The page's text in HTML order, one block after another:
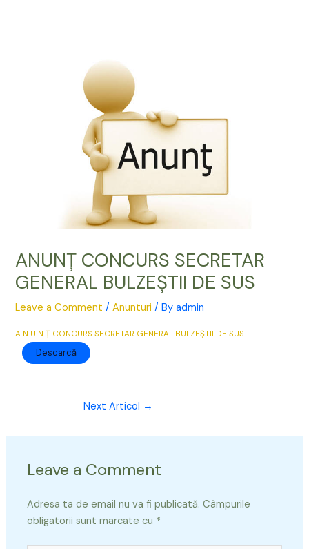
ANUNŢ CONCURS SECRETAR
GENERAL BULZEȘTII DE SUS
Leave a Comment /Anunturi / Byadmin
A N U N Ţ CONCURS SECRETAR GENERAL BULZEȘTII DE SUS
Descarcă
Next Articol →
Leave a Comment
Adresa ta de email nu va fi publicată. Câmpurile
obligatorii sunt marcate cu *